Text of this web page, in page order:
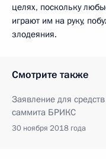
целях, поскольку
играют им на руку,
злодеяния.
Смотрите также
Заявление для
саммита БРИКС
30 ноября 2018 года